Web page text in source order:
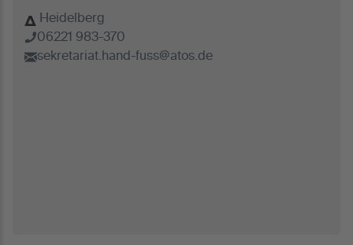
Heidelberg
06221 983-370
sekretariat.hand-fuss@atos.de